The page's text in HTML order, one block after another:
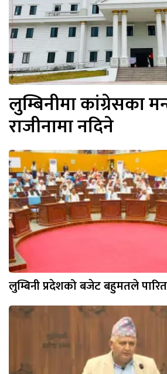
लुम्बिनीमा कांग्रेसका
राजीनामा नदिने
लुम्बिनी प्रदेशको बजेट बहुमतले पारित